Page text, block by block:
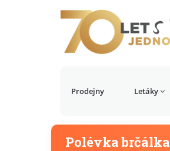
Prodejny Letáky
Polévka brčálka